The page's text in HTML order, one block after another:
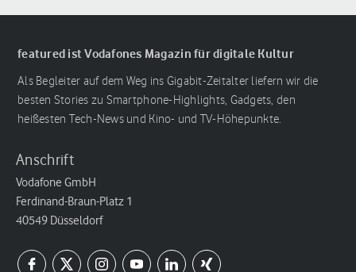
featured ist Vodafones Magazin für digitale Kultur
Als Begleiter auf dem Weg ins Gigabit-Zeitalter liefern wir die
besten Stories zu Smartphone-Highlights, Gadgets, den
heißesten Tech-News und Kino- und TV-Höhepunkte.
Anschrift
Vodafone GmbH
Ferdinand-Braun-Platz 1
40549 Düsseldorf